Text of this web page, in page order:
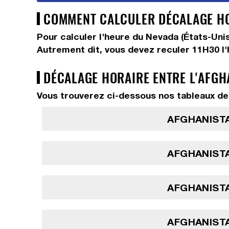
COMMENT CALCULER DÉCALAGE
Pour calculer l'heure du Nevada (États-
Autrement dit, vous devez reculer 11H30
DÉCALAGE HORAIRE ENTRE
Vous trouverez ci-dessous nos tableaux